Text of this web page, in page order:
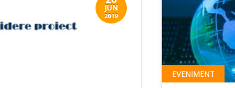
JUN
2019
EVENIMENT